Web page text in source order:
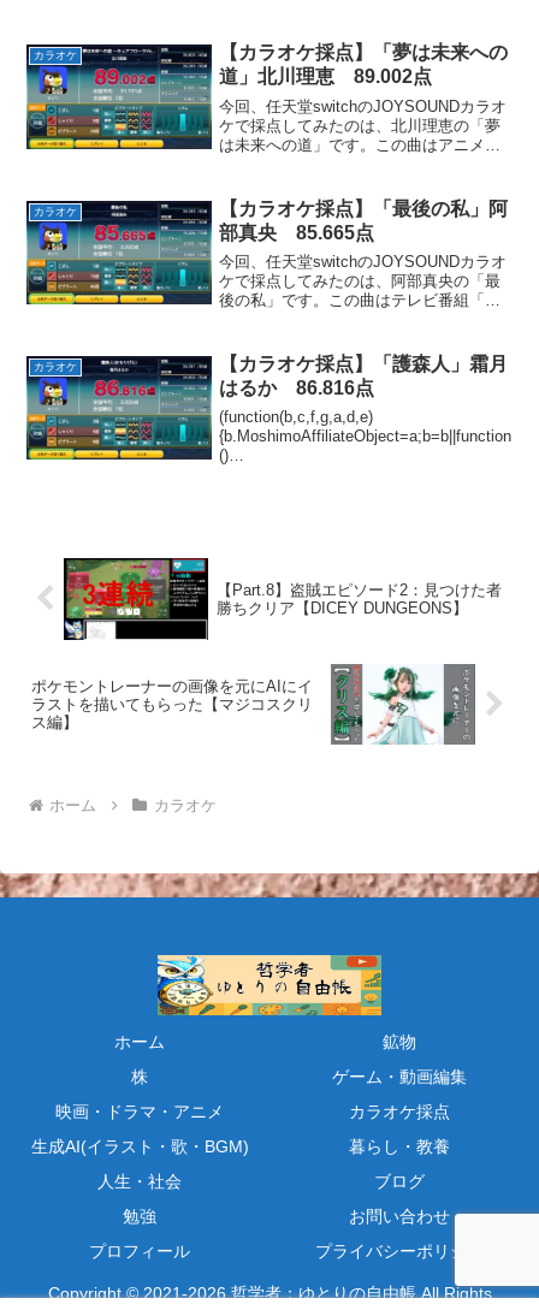
た。😁この曲はドラマ「ウォーターボー
イズ2」の主題歌だ...
カラオケ
【カラオケ採点】「夢は未来への
道」北川理恵 89.002点
今回、任天堂switchのJOYSOUNDカラオ
ケで採点してみたのは、北川理恵の「夢
は未来への道」です。この曲はアニメ
カルっぽい要素もある、元気の出る曲で
す。お気に...
カラオケ
【カラオケ採点】「最後の私」阿
部真央 85.665点
今回、任天堂switchのJOYSOUNDカラオ
ケで採点してみたのは、阿部真央の「最
後の私」です。この曲はテレビ番組「カ
いて歌った、物悲しい雰囲気の曲です。
お気に入り...
カラオケ
【カラオケ採点】「護森人」霜月
はるか 86.816点
(function(b,c,f,g,a,d,e)
{b.MoshimoAffiliateObject=a;b=b||function
()
【Part.8】盗賊エピソード2：見つけた者
勝ちクリア【DICEY DUNGEONS】
ポケモントレーナーの画像を元にAIにイ
ラストを描いてもらった【マジコスクリ
ス編】
ホーム カラオケ
ホーム
鉱物
株
ゲーム・動画編集
映画・ドラマ・アニメ
カラオケ採点
生成AI(イラスト・歌・BGM)
暮らし・教養
人生・社会
ブログ
勉強
お問い合わせ
プロフィール
プライバシーポリシー
Copyright © 2021-2026 哲学者：ゆとりの自由帳 All Rights